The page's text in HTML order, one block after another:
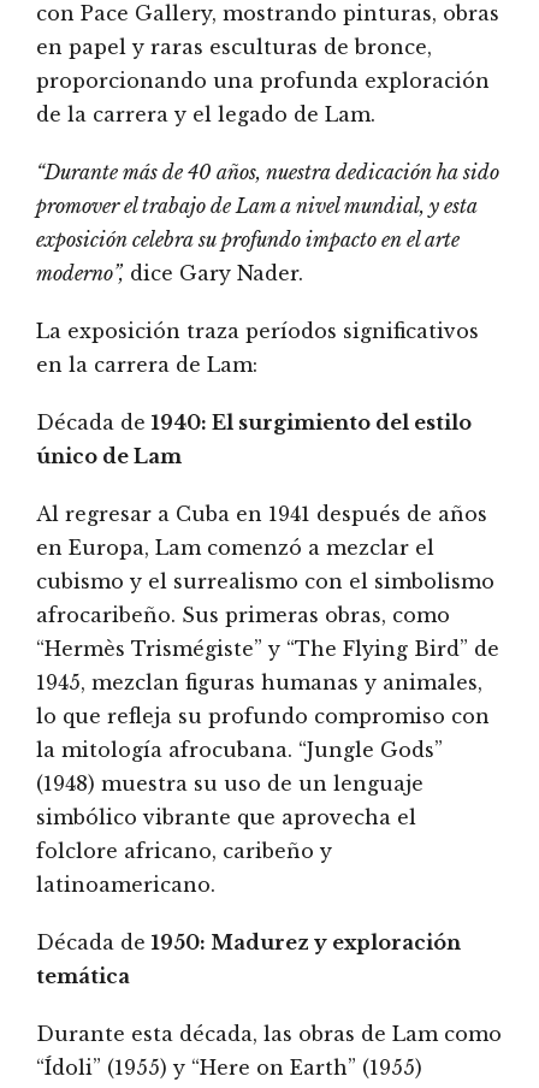
con Pace Gallery, mostrando pinturas, obras
en papel y raras esculturas de bronce,
proporcionando una profunda exploración
de la carrera y el legado de Lam.
“Durante más de 40 años, nuestra dedicación ha sido
promover el trabajo de Lam a nivel mundial, y esta
exposición celebra su profundo impacto en el arte
moderno”, dice Gary Nader.
La exposición traza períodos significativos
en la carrera de Lam:
Década de 1940: El surgimiento del estilo
único de Lam
Al regresar a Cuba en 1941 después de años
en Europa, Lam comenzó a mezclar el
cubismo y el surrealismo con el simbolismo
afrocaribeño. Sus primeras obras, como
“Hermès Trismégiste” y “The Flying Bird” de
1945, mezclan figuras humanas y animales,
lo que refleja su profundo compromiso con
la mitología afrocubana. “Jungle Gods”
(1948) muestra su uso de un lenguaje
simbólico vibrante que aprovecha el
folclore africano, caribeño y
latinoamericano.
Década de 1950: Madurez y exploración
temática
Durante esta década, las obras de Lam como
“Ídoli” (1955) y “Here on Earth” (1955)